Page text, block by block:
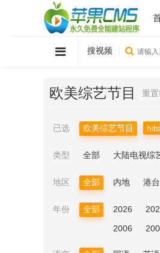
搜视频
欧美综艺节目 重
已选 欧美综艺节目 hits
类型 全部 大陆电视综
地区 全部 内地 港台
年份 全部 2026
2006